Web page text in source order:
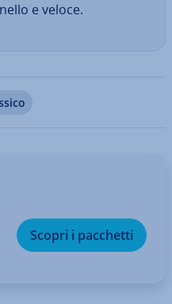
e veloce.
Scopri i pacchetti